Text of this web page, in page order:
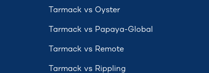
Tarmack vs Oyster
Tarmack vs Papaya-Global
Tarmack vs Remote
Tarmack vs Rippling